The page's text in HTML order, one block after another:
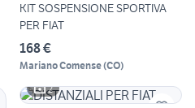
KIT SOSPENSIONE SPORTIVA
PER FIAT
168 €
Mariano Comense(CO)
2